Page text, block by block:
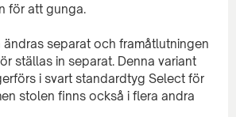
för att gunga.
ändras separat och framåtlutningen
ställas in separat. Denna variant
i svart standardtyg Select för
stolen finns också i flera andra